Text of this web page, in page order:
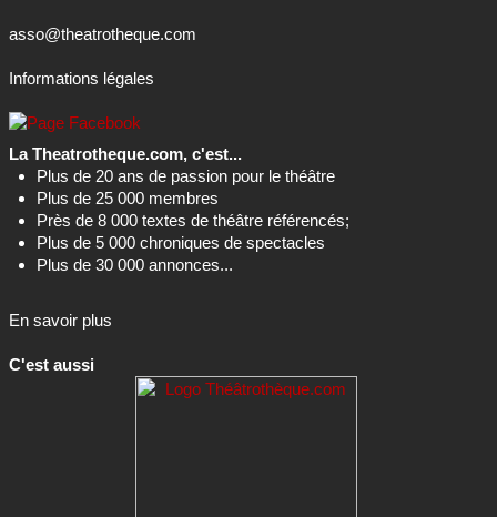
asso@theatrotheque.com
Informations légales
La Theatrotheque.com, c'est...
Plus de 20 ans de passion pour le théâtre
Plus de 25 000 membres
Près de 8 000 textes de théâtre référencés;
Plus de 5 000 chroniques de spectacles
Plus de 30 000 annonces...
En savoir plus
C'est aussi